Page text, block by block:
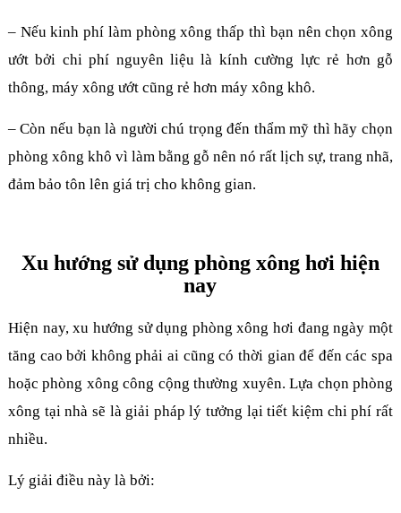
– Nếu kinh phí làm phòng xông thấp thì bạn nên chọn xông
ướt bởi chi phí nguyên liệu là kính cường lực rẻ hơn gỗ
thông, máy xông ướt cũng rẻ hơn máy xông khô.
– Còn nếu bạn là người chú trọng đến thẩm mỹ thì hãy chọn
phòng xông khô vì làm bằng gỗ nên nó rất lịch sự, trang nhã,
đảm bảo tôn lên giá trị cho không gian.
Xu hướng sử dụng phòng xông hơi hiện
nay
Hiện nay, xu hướng sử dụng phòng xông hơi đang ngày một
tăng cao bởi không phải ai cũng có thời gian để đến các spa
hoặc phòng xông công cộng thường xuyên. Lựa chọn phòng
xông tại nhà sẽ là giải pháp lý tưởng lại tiết kiệm chi phí rất
nhiều.
Lý giải điều này là bởi: